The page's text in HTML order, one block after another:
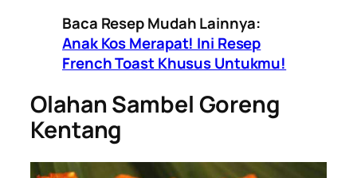
Baca Resep Mudah Lainnya:
Anak Kos Merapat! Ini Resep
French Toast Khusus Untukmu!
Olahan Sambel Goreng
Kentang